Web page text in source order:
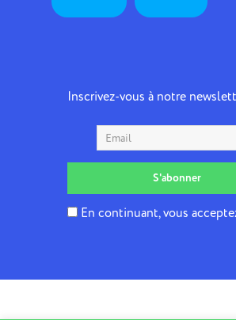
Inscrivez-vous à notre
En continuant, vous